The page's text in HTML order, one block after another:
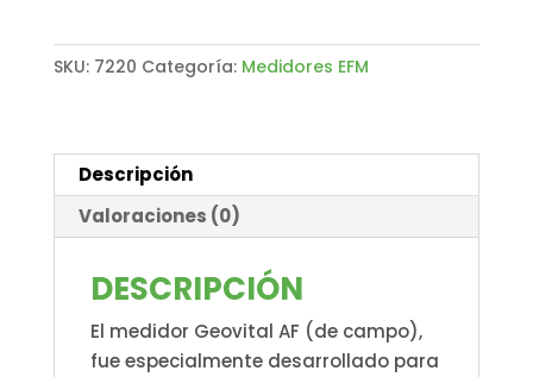
SKU: 7220 Categoría: Medidores EFM
Descripción
Valoraciones (0)
DESCRIPCIÓN
El medidor Geovital AF (de campo),
fue especialmente desarrollado para